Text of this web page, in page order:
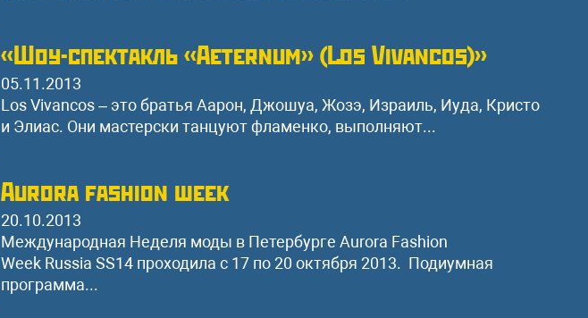
«Шоу-спектакль «Aeternum» (Los Vivancos)»
05.11.2013
Los Vivancos – это братья Аарон, Джошуа, Жозэ, Израиль, Иуда, Кристо
и Элиас. Они мастерски танцуют фламенко, выполняют...
Aurora fashion week
20.10.2013
Международная Неделя моды в Петербурге Aurora Fashion
Week Russia SS14 проходила с 17 по 20 октября 2013. Подиумная
программа...